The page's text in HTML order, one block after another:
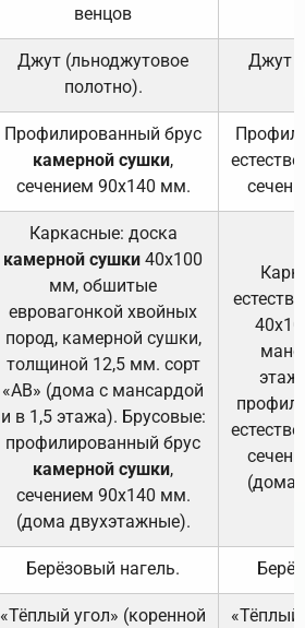
венцов
Джут (льноджутовое
полотно).
Джут
Профилированный брус
камерной сушки,
сечением 90х140 мм.
Каркасные: доска
камерной сушки 40х100
мм, обшитые
евровагонкой хвойных
пород, камерной сушки,
толщиной 12,5 мм. сорт
«АВ» (дома с мансардой
и в 1,5 этажа). Брусовые:
профилированный брус
камерной сушки,
сечением 90х140 мм.
(дома двухэтажные).
(дома
Берёзовый нагель.
«Тёплый угол» (коренной
«Тёплый